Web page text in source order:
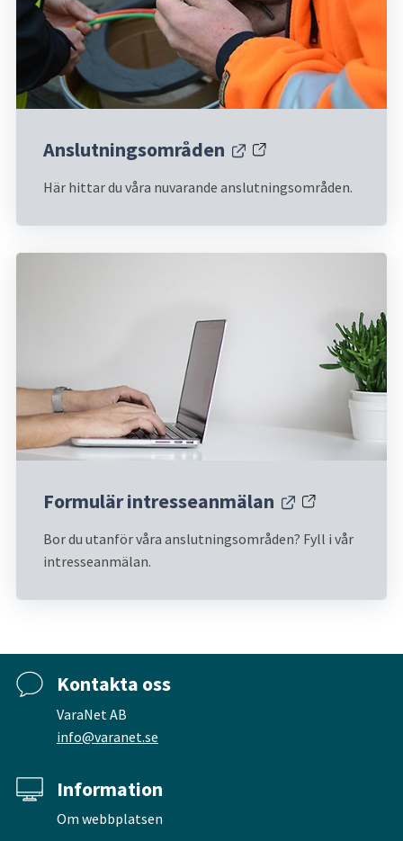
Anslutningsområden
Länk till annan webbplats.
Här hittar du våra nuvarande anslutningsområden.
Formulär intresseanmälan
Länk till annan webbplats.
Bor du utanför våra anslutningsområden? Fyll i vår
intresseanmälan.
Kontakta oss
VaraNet AB
info@varanet.se
Information
Om webbplatsen